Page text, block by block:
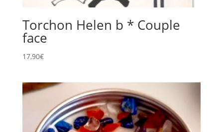
Torchon Helen b * Couple
face
17,90€